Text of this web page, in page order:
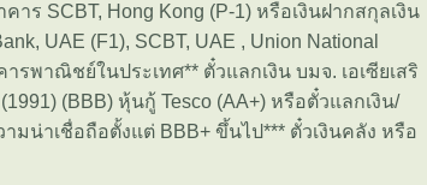
ร SCBT, Hong Kong (P-1) หรือเงินฝากสกุลเงิน
UAE (F1), SCBT, UAE , Union National
รพาณิชย์ในประเทศ** ตั๋วแลกเงิน บมจ. เอเซียเสริ
(BBB) หุ้นกู้ Tesco (AA+) หรือตั๋วแลกเงิน/
น่าเชื่อถือตั้งแต่ BBB+ ขึ้นไป*** ตั๋วเงินคลัง หรือ